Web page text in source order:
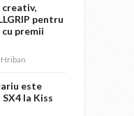
creativ,
pentru
premii
este
la Kiss